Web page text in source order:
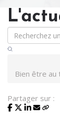
Bien être au
Partager sur :